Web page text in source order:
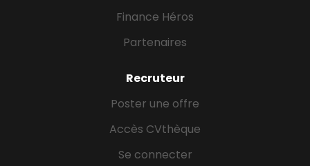
Finance Héros
Partenaires
Recruteur
Poster une offre
Accès CVthèque
Se connecter